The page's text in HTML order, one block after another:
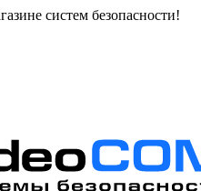
систем безопасности!